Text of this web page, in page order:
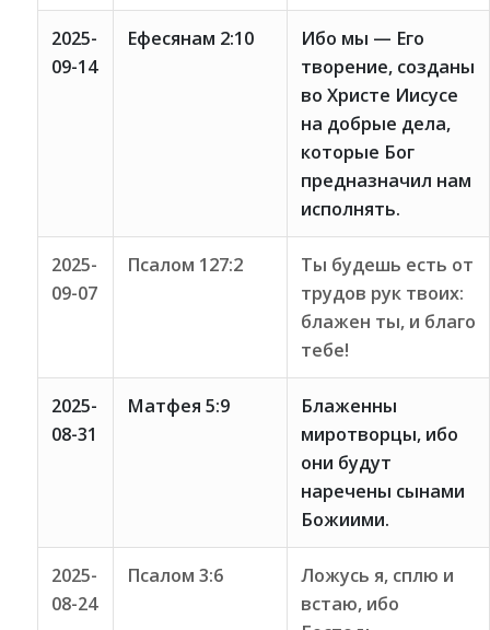
2025-
09-14
Ефесянам 2:10
Ибо мы — Его
творение, созданы
во Христе Иисусе
на добрые дела,
которые Бог
предназначил нам
исполнять.
2025-
09-07
Псалом 127:2
Ты будешь есть от
трудов рук твоих:
блажен ты, и благо
тебе!
2025-
08-31
Матфея 5:9
Блаженны
миротворцы, ибо
они будут
наречены сынами
Божиими.
2025-
08-24
Псалом 3:6
Ложусь я, сплю и
встаю, ибо